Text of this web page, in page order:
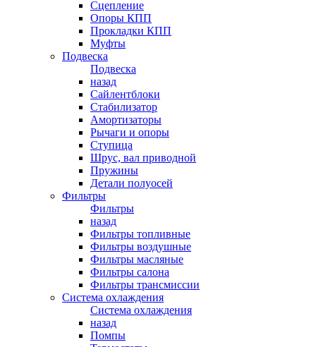
Сцепление
Опоры КПП
Прокладки КПП
Муфты
Подвеска
Подвеска
назад
Сайлентблоки
Стабилизатор
Амортизаторы
Рычаги и опоры
Ступица
Шрус, вал приводной
Пружины
Детали полуосей
Фильтры
Фильтры
назад
Фильтры топливные
Фильтры воздушные
Фильтры масляные
Фильтры салона
Фильтры трансмиссии
Система охлаждения
Система охлаждения
назад
Помпы